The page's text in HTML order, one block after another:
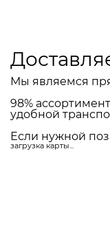
Мы являемся
98%
удобной
Если нужной
загрузка карты...